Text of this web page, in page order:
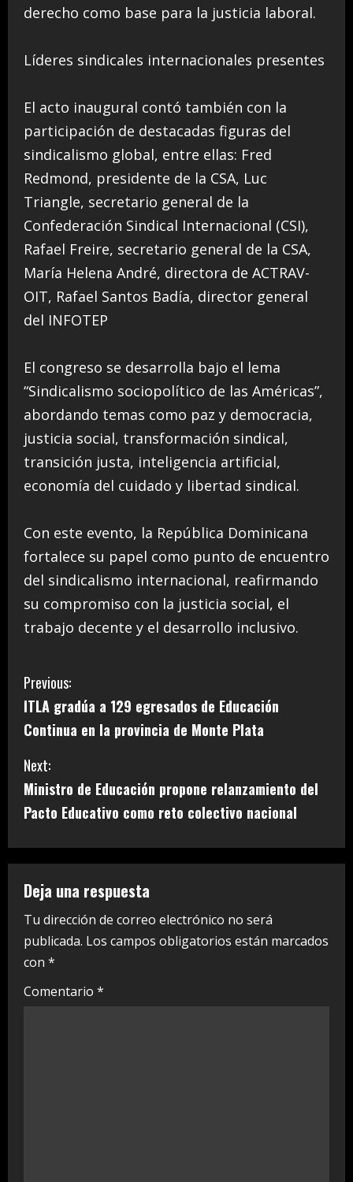
derecho como base para la justicia laboral.
Líderes sindicales internacionales presentes
El acto inaugural contó también con la
participación de destacadas figuras del
sindicalismo global, entre ellas: Fred
Redmond, presidente de la CSA, Luc
Triangle, secretario general de la
Confederación Sindical Internacional (CSI),
Rafael Freire, secretario general de la CSA,
María Helena André, directora de ACTRAV-
OIT, Rafael Santos Badía, director general
del INFOTEP
El congreso se desarrolla bajo el lema
“Sindicalismo sociopolítico de las Américas”,
abordando temas como paz y democracia,
justicia social, transformación sindical,
transición justa, inteligencia artificial,
economía del cuidado y libertad sindical.
Con este evento, la República Dominicana
fortalece su papel como punto de encuentro
del sindicalismo internacional, reafirmando
su compromiso con la justicia social, el
trabajo decente y el desarrollo inclusivo.
C
o
n
t
i
n
u
e
R
e
Previous:
ITLA gradúa a 129 egresados de Educación
Continua en la provincia de Monte Plata
Next:
Ministro de Educación propone relanzamiento del
Pacto Educativo como reto colectivo nacional
Deja una respuesta
Tu dirección de correo electrónico no será
publicada. Los campos obligatorios están marcados
con *
Comentario *